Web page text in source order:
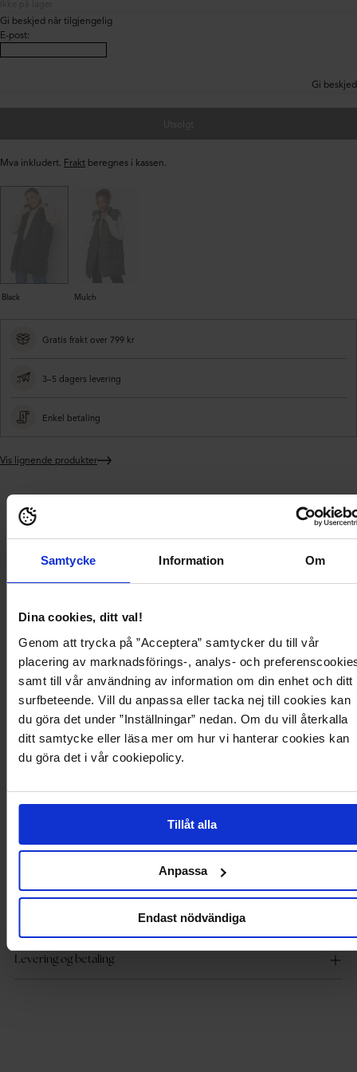
Samtycke Information Om
Dina cookies, ditt val!
Genom att trycka på ”Acceptera” samtycker du till vår
placering av marknadsförings-, analys- och
samt till vår användning av information om din enhet och ditt
surfbeteende. Vill du anpassa eller tacka nej till cookies kan
du göra det under ”Inställningar” nedan. Om du vill återkalla
ditt samtycke eller läsa mer om hur vi hanterar cookies kan
du göra det i vår cookiepolicy.
Tillåt alla
Anpassa
Endast nödvändiga
Gi beskjed når tilgjengelig
E-post:
Gi beskjed
Mva inkludert. Frakt beregnes i kassen.
Black Mulch
Gratis frakt over 799 kr
3–5 dagers levering
Enkel betaling
Vis lignende produkter
handlekurven
Produktbeskrivelse
Levering og
betaling
- Glidelås foran med trykknapper
- Avtagbar fôret hette med knappelukking
- Trekksnor på innsiden
- Lengde fra skulderen bak: 82 cm i størrelse S
Modellen bruker størrelse S og er 175 cm høy.
Produktbeskrivelse
Polstre vest fra ONLY.
- Lommer foran
- Glidelås foran med trykknapper
- Avtagbar fôret hette med knappelukking
- Lengde fra skulderen bak: 82 cm i størrelse S
Levering og betaling